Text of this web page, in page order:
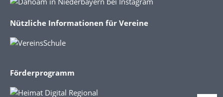
Nützliche Informationen für Vereine
Förderprogramm